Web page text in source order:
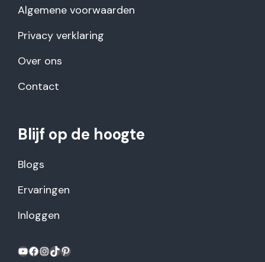
Algemene voorwaarden
Privacy verklaring
Over ons
Contact
Blijf op de hoogte
Blogs
Ervaringen
Inloggen